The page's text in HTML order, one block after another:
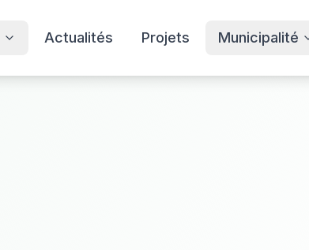
Actualités Projets Municipalité